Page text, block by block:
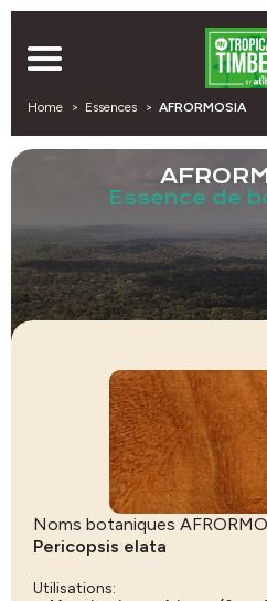
Home Essences AFRORMOSIA
Essence de
Noms botaniques
Pericopsis elata
Utilisations: